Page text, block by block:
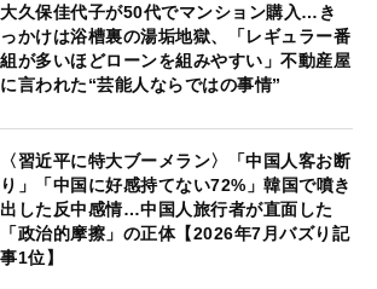
大久保佳代子が50代でマンション購入…き
っかけは浴槽裏の湯垢地獄、「レギュラー番
組が多いほどローンを組みやすい」不動産屋
に言われた“芸能人ならではの事情”
〈習近平に特大ブーメラン〉「中国人客お断
り」「中国に好感持てない72%」韓国で噴き
出した反中感情…中国人旅行者が直面した
「政治的摩擦」の正体【2026年7月バズり記
事1位】